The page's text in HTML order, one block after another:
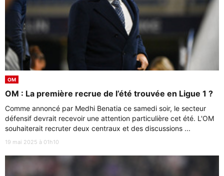
OM
OM : La première recrue de l’été trouvée en Ligue 1 ?
Comme annoncé par Medhi Benatia ce samedi soir, le secteur
défensif devrait recevoir une attention particulière cet été. L'OM
souhaiterait recruter deux centraux et des discussions ...
19 mai 2025 à 01h10